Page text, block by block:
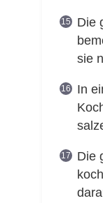
Die
sie
In
Die